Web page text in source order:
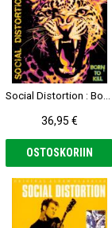
36,95 €
OSTOSKORIIN